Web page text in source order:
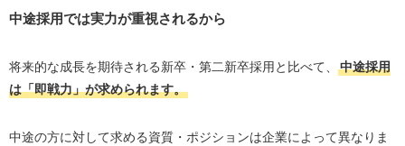
中途採用では実力が重視されるから
将来的な成長を期待される新卒・第二新卒採用と比べて、
中途採用
は「即戦力」が求められます。
中途の方に対して求める資質・ポジションは企業によって異なりま